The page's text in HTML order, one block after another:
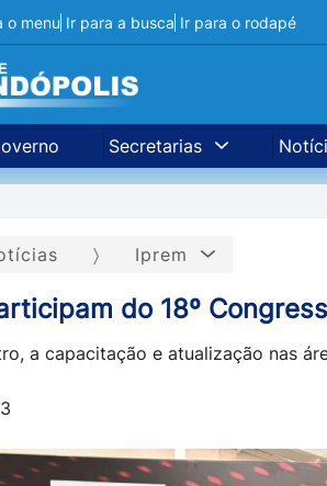
o menu Ir para a busca Ir para o rodapé
Secretarias
Iprem
do 18º
a capacitação e atualização nas